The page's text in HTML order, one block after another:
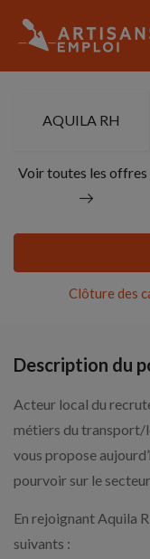
AQUILA RH
Voir toutes les offres
Clôture des
Description du
Acteur local du
métiers du
vous propose
pourvoir sur le
En rejoignant Aquila
suivants :